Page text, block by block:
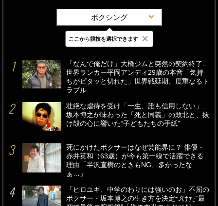
ボクシング
最新 24時間 週間
「なんで俺だけ」大橋ジムと突然の契約終了…
世界ランカー平岡アンディ29歳の本音「気持
ちがピタッと切れた」世界戦延期、度重なるト
ラブル
壮絶な虐待を受け「一生、誰も信用しない」…
坂本博之が味わった「死と同義」の敗北と、抜
け殻の心に響いた“子どもたちの手紙”
死にかけたボクサーはなぜ芸能界に？ 俳優・
赤井英和（63歳）が今も第一線で活躍できる
理由「半沢直樹のときもNG、多かったな
ぁ…」
「ヒロユキ、中学のわりには強いのお」不屈の
ボクサー・坂本博之の生き方を決定づけた“最
ここから競技を選択できます ×